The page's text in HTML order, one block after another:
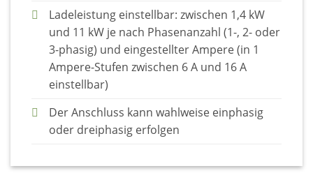
Ladeleistung einstellbar: zwischen 1,4 kW
und 11 kW je nach Phasenanzahl (1-, 2- oder
3-phasig) und eingestellter Ampere (in 1
Ampere-Stufen zwischen 6 A und 16 A
einstellbar)
Der Anschluss kann wahlweise einphasig
oder dreiphasig erfolgen